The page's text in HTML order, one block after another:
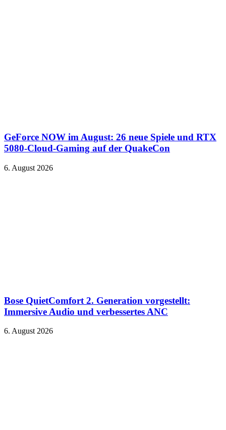
GeForce NOW im August: 26 neue Spiele und RTX
5080-Cloud-Gaming auf der QuakeCon
6. August 2026
Bose QuietComfort 2. Generation vorgestellt:
Immersive Audio und verbessertes ANC
6. August 2026